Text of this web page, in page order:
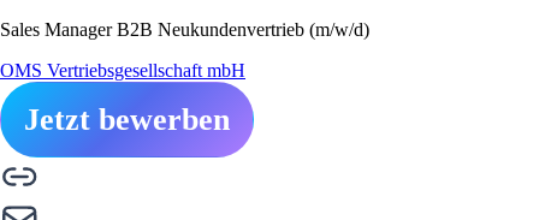
Sales Manager B2B Neukundenvertrieb (m/w/d)
OMS Vertriebsgesellschaft mbH
Jetzt bewerben